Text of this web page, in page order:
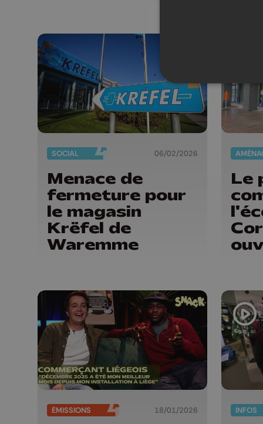
SOCIAL 06/02/2026
Menace de
fermeture pour
le magasin
Krëfel de
Waremme
Le
ÉMISSIONS 18/01/2026 INFOS